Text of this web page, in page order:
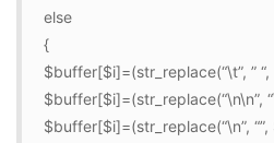
else
{
$buffer[$i]=(str_replace(“\t”, ”
$buffer[$i]=(str_replace(“\n\n”,
$buffer[$i]=(str_replace(“\n”,